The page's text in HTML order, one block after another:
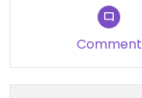
Comment